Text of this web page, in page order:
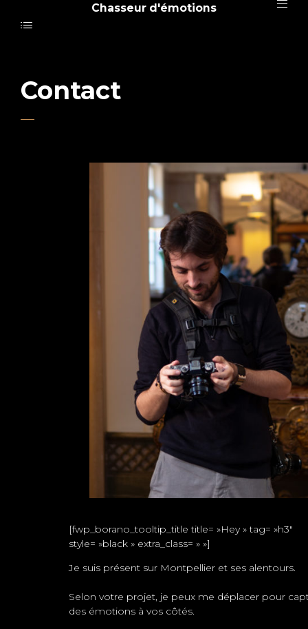
Chasseur d'émotions
Contact
[fwp_borano_tooltip_title title= »Hey » tag= »h3″
style= »black » extra_class= » »]
Je suis présent sur Montpellier et ses alentours.
Selon votre projet, je peux me déplacer pour
des émotions à vos côtés.